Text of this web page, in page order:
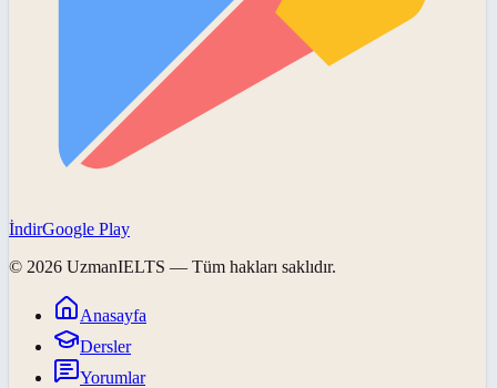
İndirGoogle Play
© 2026 UzmanIELTS — Tüm hakları saklıdır.
Anasayfa
Dersler
Yorumlar